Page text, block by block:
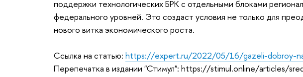
поддержки технологических БРК с отдельными блоками
федерального уровней. Это создаст условия не только для
нового витка экономического роста.
Ссылка на статью:https://expert.ru/2022/05/16/gazeli-dobroy-
Перепечатка в издании "Стимул": https://stimul.online/articles/